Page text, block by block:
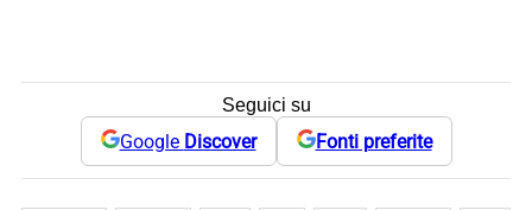
Seguici su
Google Discover Fonti preferite